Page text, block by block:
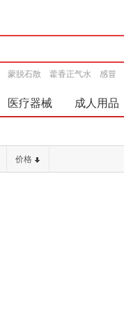
蒙脱石散 藿香正气水 感冒
医疗器械 成人用品
价格